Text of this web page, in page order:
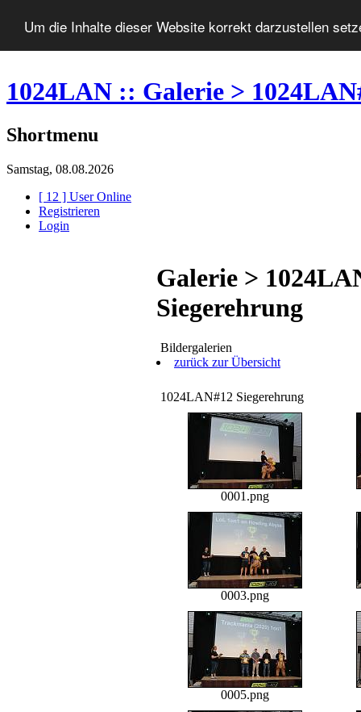
Um die Inhalte dieser Website korrekt darzustellen
1024LAN :: Galerie >
Shortmenu
Samstag, 08.08.2026
[ 12 ] User Online
Registrieren
Login
Galerie >
Siegerehrung
Bildergalerien
zurück zur Übersicht
1024LAN#12 Siegerehrung
0001.png
0003.png
0005.png